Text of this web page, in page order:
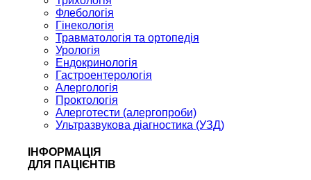
Флебологія
Гінекологія
Травматологія та ортопедія
Урологія
Ендокринологія
Гастроентерологія
Алергологія
Проктологія
Алерготести (алергопроби)
Ультразвукова діагностика (УЗД)
ІНФОРМАЦІЯ
ДЛЯ ПАЦІЄНТІВ